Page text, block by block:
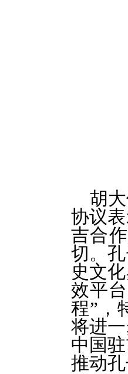
胡
协议
吉合
切。
史文
效平
程”，
将进
中国
推动